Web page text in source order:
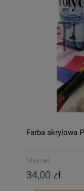
Farba akrylowa
Maimeri
34,00 zł